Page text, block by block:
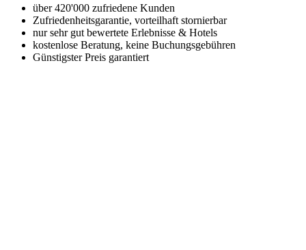
über 420'000 zufriedene Kunden
Zufriedenheitsgarantie, vorteilhaft stornierbar
nur sehr gut bewertete Erlebnisse & Hotels
kostenlose Beratung, keine Buchungsgebühren
Günstigster Preis garantiert